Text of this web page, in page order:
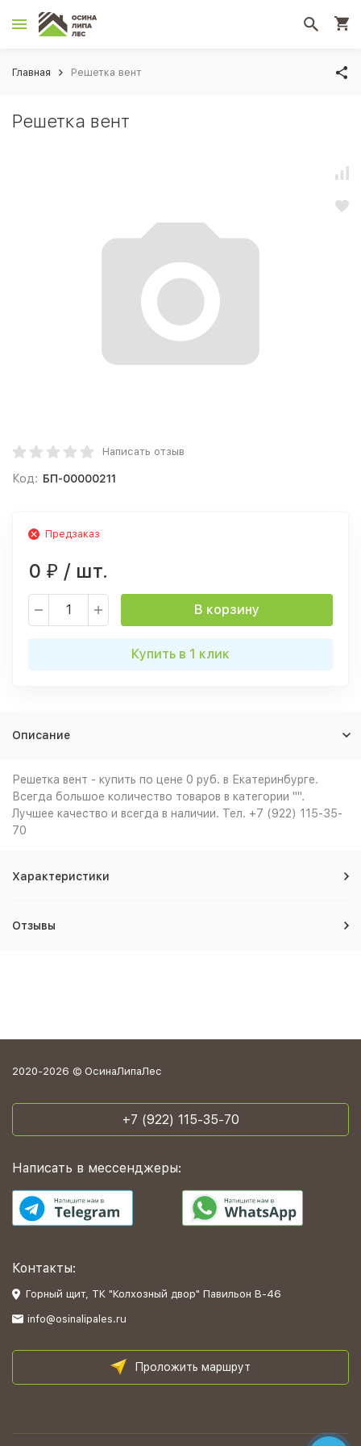
Главная Решетка вент
Решетка вент
Написать отзыв
Код: БП-00000211
Предзаказ
0 ₽ / шт.
В корзину
Купить в 1 клик
Описание
Решетка вент - купить по цене 0 руб. в Екатеринбурге.
Всегда большое количество товаров в категории "".
Лучшее качество и всегда в наличии. Тел. +7 (922) 115-35-
70
Характеристики
Отзывы
2020-2026 © ОсинаЛипаЛес
+7 (922) 115-35-70
Написать в мессенджеры:
Контакты:
Горный щит, ТК "Колхозный двор" Павильон В-46
info@osinalipales.ru
Проложить маршрут